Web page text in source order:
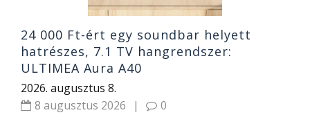
24 000 Ft-ért egy soundbar helyett
hatrészes, 7.1 TV hangrendszer:
ULTIMEA Aura A40
2026. augusztus 8.
8 augusztus 2026
| 0